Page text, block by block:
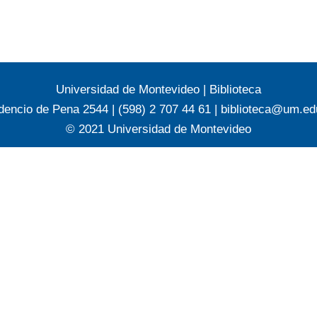
Universidad de Montevideo | Biblioteca
de Pena 2544 | (598) 2 707 44 61 |
© 2021 Universidad de Montevideo